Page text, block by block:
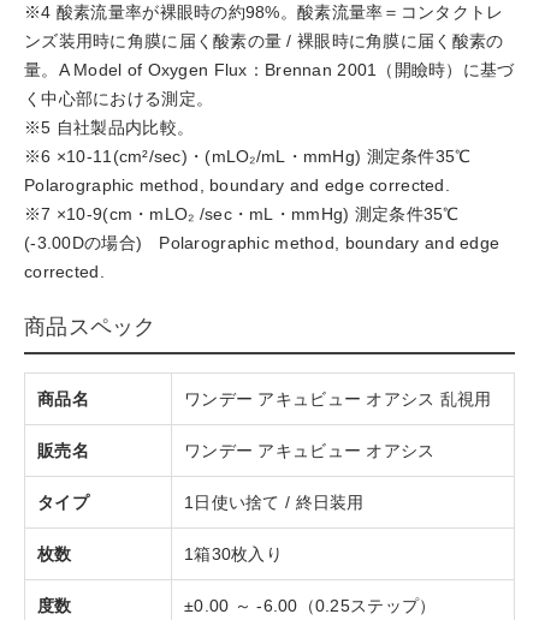
※4 酸素流量率が裸眼時の約98%。酸素流量率＝コンタクトレ
ンズ装用時に角膜に届く酸素の量 / 裸眼時に角膜に届く酸素の
量。A Model of Oxygen Flux：Brennan 2001（開瞼時）に基づ
く中心部における測定。
※5 自社製品内比較。
※6 ×10-11(cm²/sec)・(mLO₂/mL・mmHg) 測定条件35℃
Polarographic method, boundary and edge corrected.
※7 ×10-9(cm・mLO₂ /sec・mL・mmHg) 測定条件35℃
(-3.00Dの場合) Polarographic method, boundary and edge
corrected.
商品スペック
商品名 ワンデー アキュビュー オアシス 乱視用
販売名 ワンデー アキュビュー オアシス
タイプ 1日使い捨て / 終日装用
枚数 1箱30枚入り
度数
±0.00 ～ -6.00（0.25ステップ）